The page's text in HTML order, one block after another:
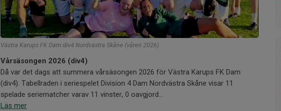
Västra Karups FK Dam div4 Nordvästra Skåne (våren 2026)
Vårsäsongen 2026 (div4)
Då var det dags att summera vårsäsongen 2026 för Västra Karups FK Dam
(div4). Tabellraden i seriespelet Division 4 Dam Nordvästra Skåne visar 11
spelade seriematcher varav 11 vinster, 0 oavgjord...
Läs mer